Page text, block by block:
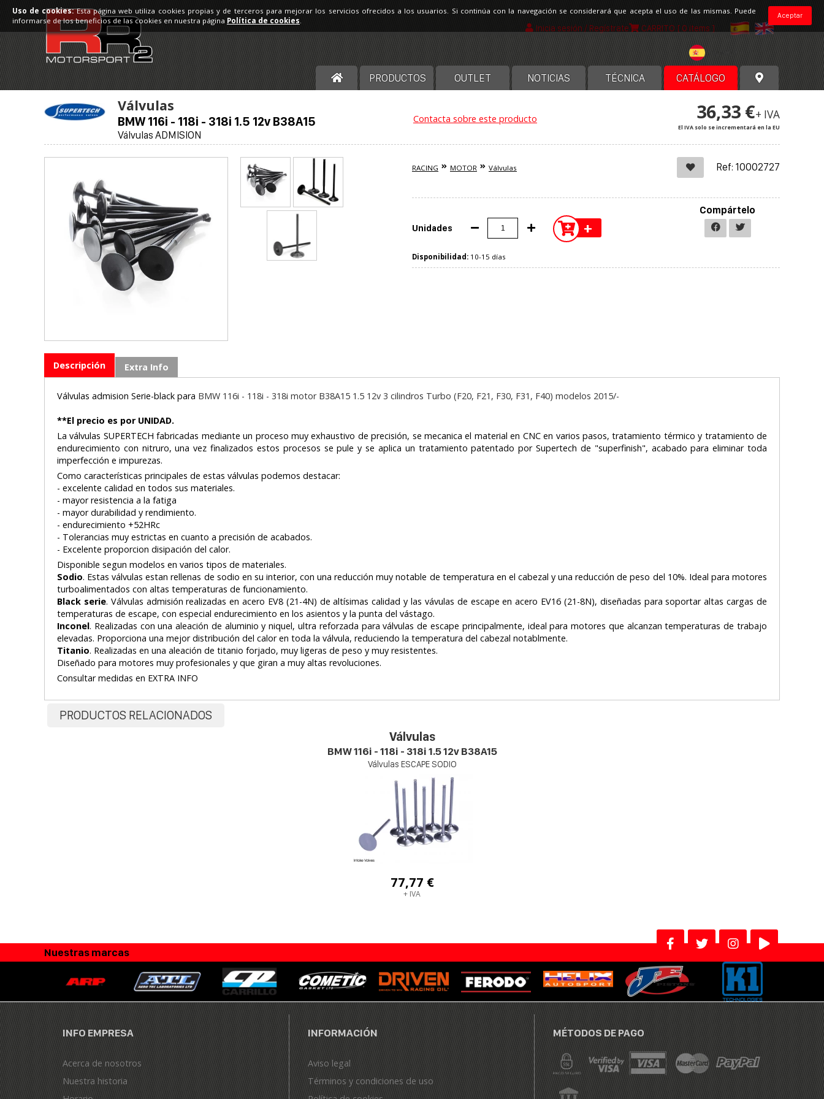
Inicia sesión / Regístrate CARRITO [ 0 items ]
PRODUCTOS OUTLET NOTICIAS TÉCNICA CATÁLOGO
Válvulas
BMW 116i - 118i - 318i 1.5 12v B38A15
Válvulas ADMISION
Contacta sobre este producto 36,33 €+ IVA
El IVA solo se incrementará en la EU
RACING MOTOR Válvulas Ref: 10002727
Unidades +
Compártelo
Disponibilidad: 10-15 días
Descripción Extra Info
Válvulas admision Serie-black para BMW 116i - 118i - 318i motor B38A15 1.5 12v 3 cilindros Turbo (F20, F21, F30, F31, F40) modelos 2015/-
**El precio es por UNIDAD.
La válvulas SUPERTECH fabricadas mediante un proceso muy exhaustivo de precisión, se mecanica el material en CNC en varios pasos, tratamiento térmico y tratamiento de
endurecimiento con nitruro, una vez finalizados estos procesos se pule y se aplica un tratamiento patentado por Supertech de "superfinish", acabado para eliminar toda
imperfección e impurezas.
Como características principales de estas válvulas podemos destacar:
- excelente calidad en todos sus materiales.
- mayor resistencia a la fatiga
- mayor durabilidad y rendimiento.
- endurecimiento +52HRc
- Tolerancias muy estrictas en cuanto a precisión de acabados.
- Excelente proporcion disipación del calor.
Disponible segun modelos en varios tipos de materiales.
Sodio. Estas válvulas estan rellenas de sodio en su interior, con una reducción muy notable de temperatura en el cabezal y una reducción de peso del 10%. Ideal para motores
turboalimentados con altas temperaturas de funcionamiento.
Black serie. Válvulas admisión realizadas en acero EV8 (21-4N) de altísimas calidad y las vávulas de escape en acero EV16 (21-8N), diseñadas para soportar altas cargas de
temperaturas de escape, con especial endurecimiento en los asientos y la punta del vástago.
Inconel. Realizadas con una aleación de aluminio y niquel, ultra reforzada para válvulas de escape principalmente, ideal para motores que alcanzan temperaturas de trabajo
elevadas. Proporciona una mejor distribución del calor en toda la válvula, reduciendo la temperatura del cabezal notablmente.
Titanio. Realizadas en una aleación de titanio forjado, muy ligeras de peso y muy resistentes.
Diseñado para motores muy profesionales y que giran a muy altas revoluciones.
Consultar medidas en EXTRA INFO
PRODUCTOS RELACIONADOS
Válvulas
BMW 116i - 118i - 318i 1.5 12v B38A15
Válvulas ESCAPE SODIO
77,77 €
+ IVA
Nuestras marcas
INFO EMPRESA
Acerca de nosotros
Nuestra historia
INFORMACIÓN
Aviso legal
Términos y condiciones de uso
MÉTODOS DE PAGO
Aceptar
Uso de cookies:Esta página web utiliza cookies propias y de terceros para mejorar los servicios ofrecidos a los usuarios. Si continúa con la navegación se considerará que acepta el uso de las mismas. Puede
informarse de los beneficios de las cookies en nuestra página Política de cookies.